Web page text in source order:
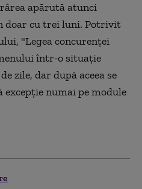
apărută atunci
doar cu trei luni. Potrivit
"Legea concurenței
într-o situație
zile, dar după aceea se
excepție numai pe module